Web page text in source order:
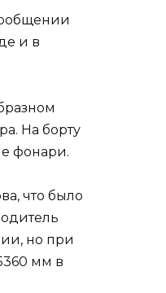
и в
На борту
фонари.
что было
но при
мм в